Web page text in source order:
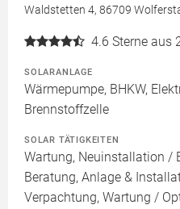
Waldstetten 4, 86709
4.6 Sterne aus
SOLARANLAGE
Wärmepumpe, BHKW,
Brennstoffzelle
SOLAR TÄTIGKEITEN
Wartung, Neuinstallation /
Beratung, Anlage &
Verpachtung, Wartung /